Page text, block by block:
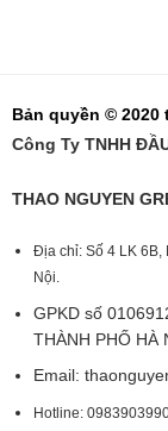
Bản quyền ©
Công Ty TNHH
THAO NGUYEN
Địa chỉ: Số 4 LK 6B,
Nội.
GPKD số
THÀNH PHỐ HÀ
Email:
Hotline: